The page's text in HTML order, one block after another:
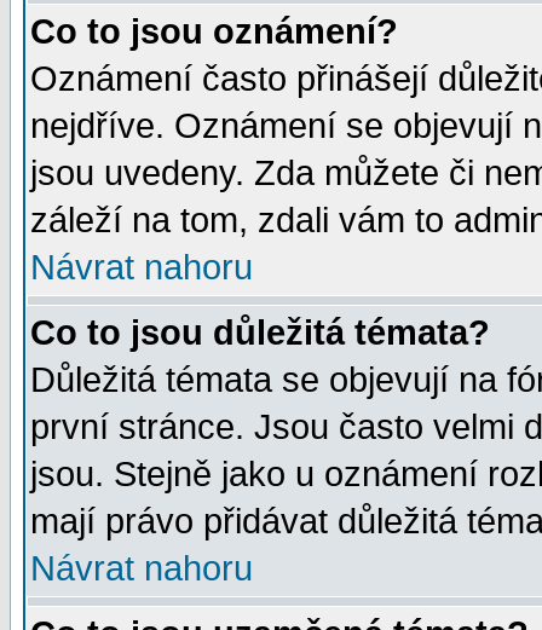
Co to jsou oznámení?
Oznámení často přinášejí
nejdříve. Oznámení se objevují
jsou uvedeny. Zda můžete či
záleží na tom, zdali vám to
Návrat nahoru
Co to jsou důležitá témata?
Důležitá témata se objevují na
první stránce. Jsou často velmi
jsou. Stejně jako u oznámení
mají právo přidávat důležitá
Návrat nahoru